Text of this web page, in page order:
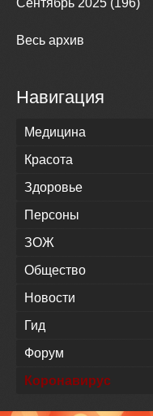
Весь архив
Навигация
Медицина
Красота
Здоровье
Персоны
ЗОЖ
Общество
Новости
Гид
Форум
Коронавирус